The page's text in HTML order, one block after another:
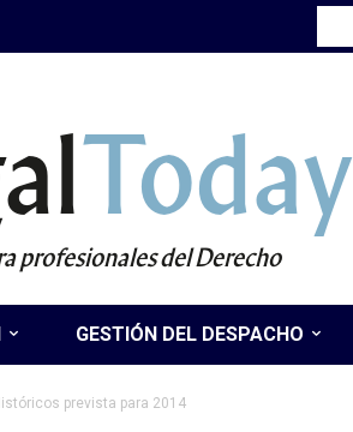
Today
profesionales del Derecho
GESTIÓN DEL DESPACHO
prevista para 2014